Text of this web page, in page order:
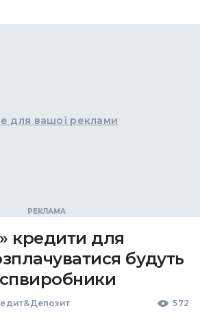
для вашої реклами
кредити для
будуть
572